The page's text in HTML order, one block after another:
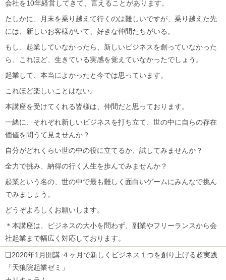
会社を10年経営してきて、言えることがあります。
たしかに、月末を乗り越えて行くのは難しいですが、乗り越えた先
には、新しいお客様がいて、好きな仲間たちがいる。
もし、起業していなかったら、新しいビジネスを創っていなかった
ら、これほど、生きている実感を覚えていなかったでしょう。
起業して、本当によかったと今では思っています。
これほど楽しいことはない。
本講座を受けてくれる皆様は、仲間だと思っております。
一緒に、それぞれ新しいビジネスを打ち立て、世の中に自らの存在
価値を問うて見ませんか？
自分がどれくらい世の中の役に立てるか、試してみませんか？
全力で挑み、納得の行く人生を歩んでみませんか？
起業という名の、世の中で最も難しく面白いゲームにみんなで挑ん
でみましょう。
どうぞよろしくお願いします。
＊本講座は、ビジネスの大小を問わず、副業やフリーランスから会
社起業まで幅広く対応しております。
❏2020年1月開講 ４ヶ月で新しくビジネス１つを創り上げる超実践
「天狼院起業ゼミ」